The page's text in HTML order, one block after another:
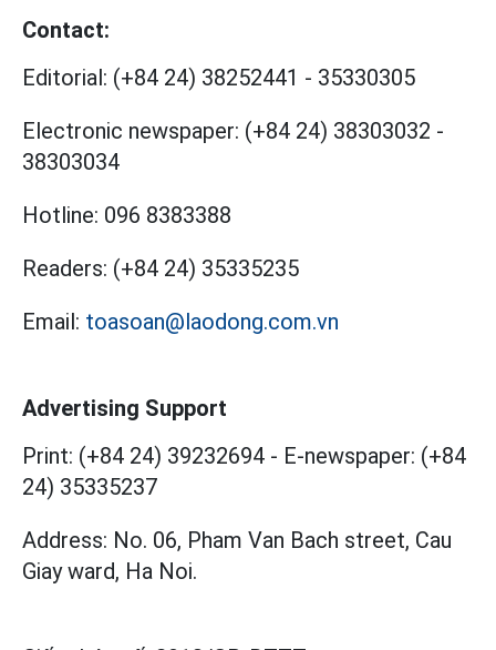
Contact:
Editorial: (+84 24) 38252441 - 35330305
Electronic newspaper: (+84 24) 38303032 -
38303034
Hotline: 096 8383388
Readers: (+84 24) 35335235
Email: toasoan@laodong.com.vn
Advertising Support
Print: (+84 24) 39232694 - E-newspaper: (+84
24) 35335237
Address: No. 06, Pham Van Bach street, Cau
Giay ward, Ha Noi.